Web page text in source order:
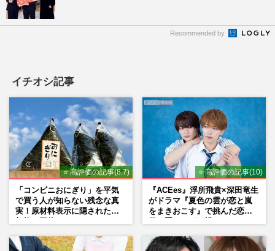
Recommended by
イチオシ記事
⭐ 高評価の記事(8.7)
「コンビニおにぎり」を平気
で買う人が知らない残念な真
実！原材料表示に隠された添
⭐ 高評価の記事(10)
『ACEes』浮所飛貴×深田竜生
がドラマ『夏色の雲が恋と嵐
をまきおこす』で挑んだ恋人